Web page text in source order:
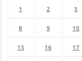
1 2 3
8 9 10
15 16 17